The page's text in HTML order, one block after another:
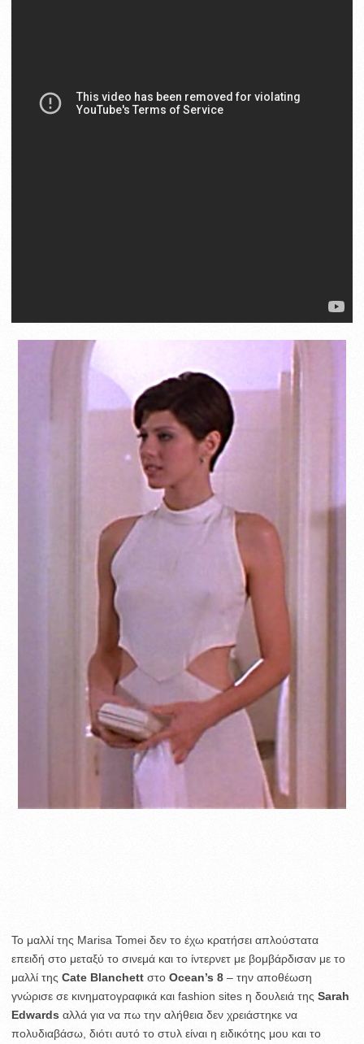
Το μαλλί της Marisa Tomei δεν το έχω κρατήσει απλούστατα
επειδή στο μεταξύ το σινεμά και το ίντερνετ με βομβάρδισαν με το
μαλλί της Cate Blanchett στο Ocean’s 8 – την αποθέωση
γνώρισε σε κινηματογραφικά και fashion sites η δουλειά της Sarah
Edwards αλλά για να πω την αλήθεια δεν χρειάστηκε να
πολυδιαβάσω, διότι αυτό το στυλ είναι η ειδικότης μου και το